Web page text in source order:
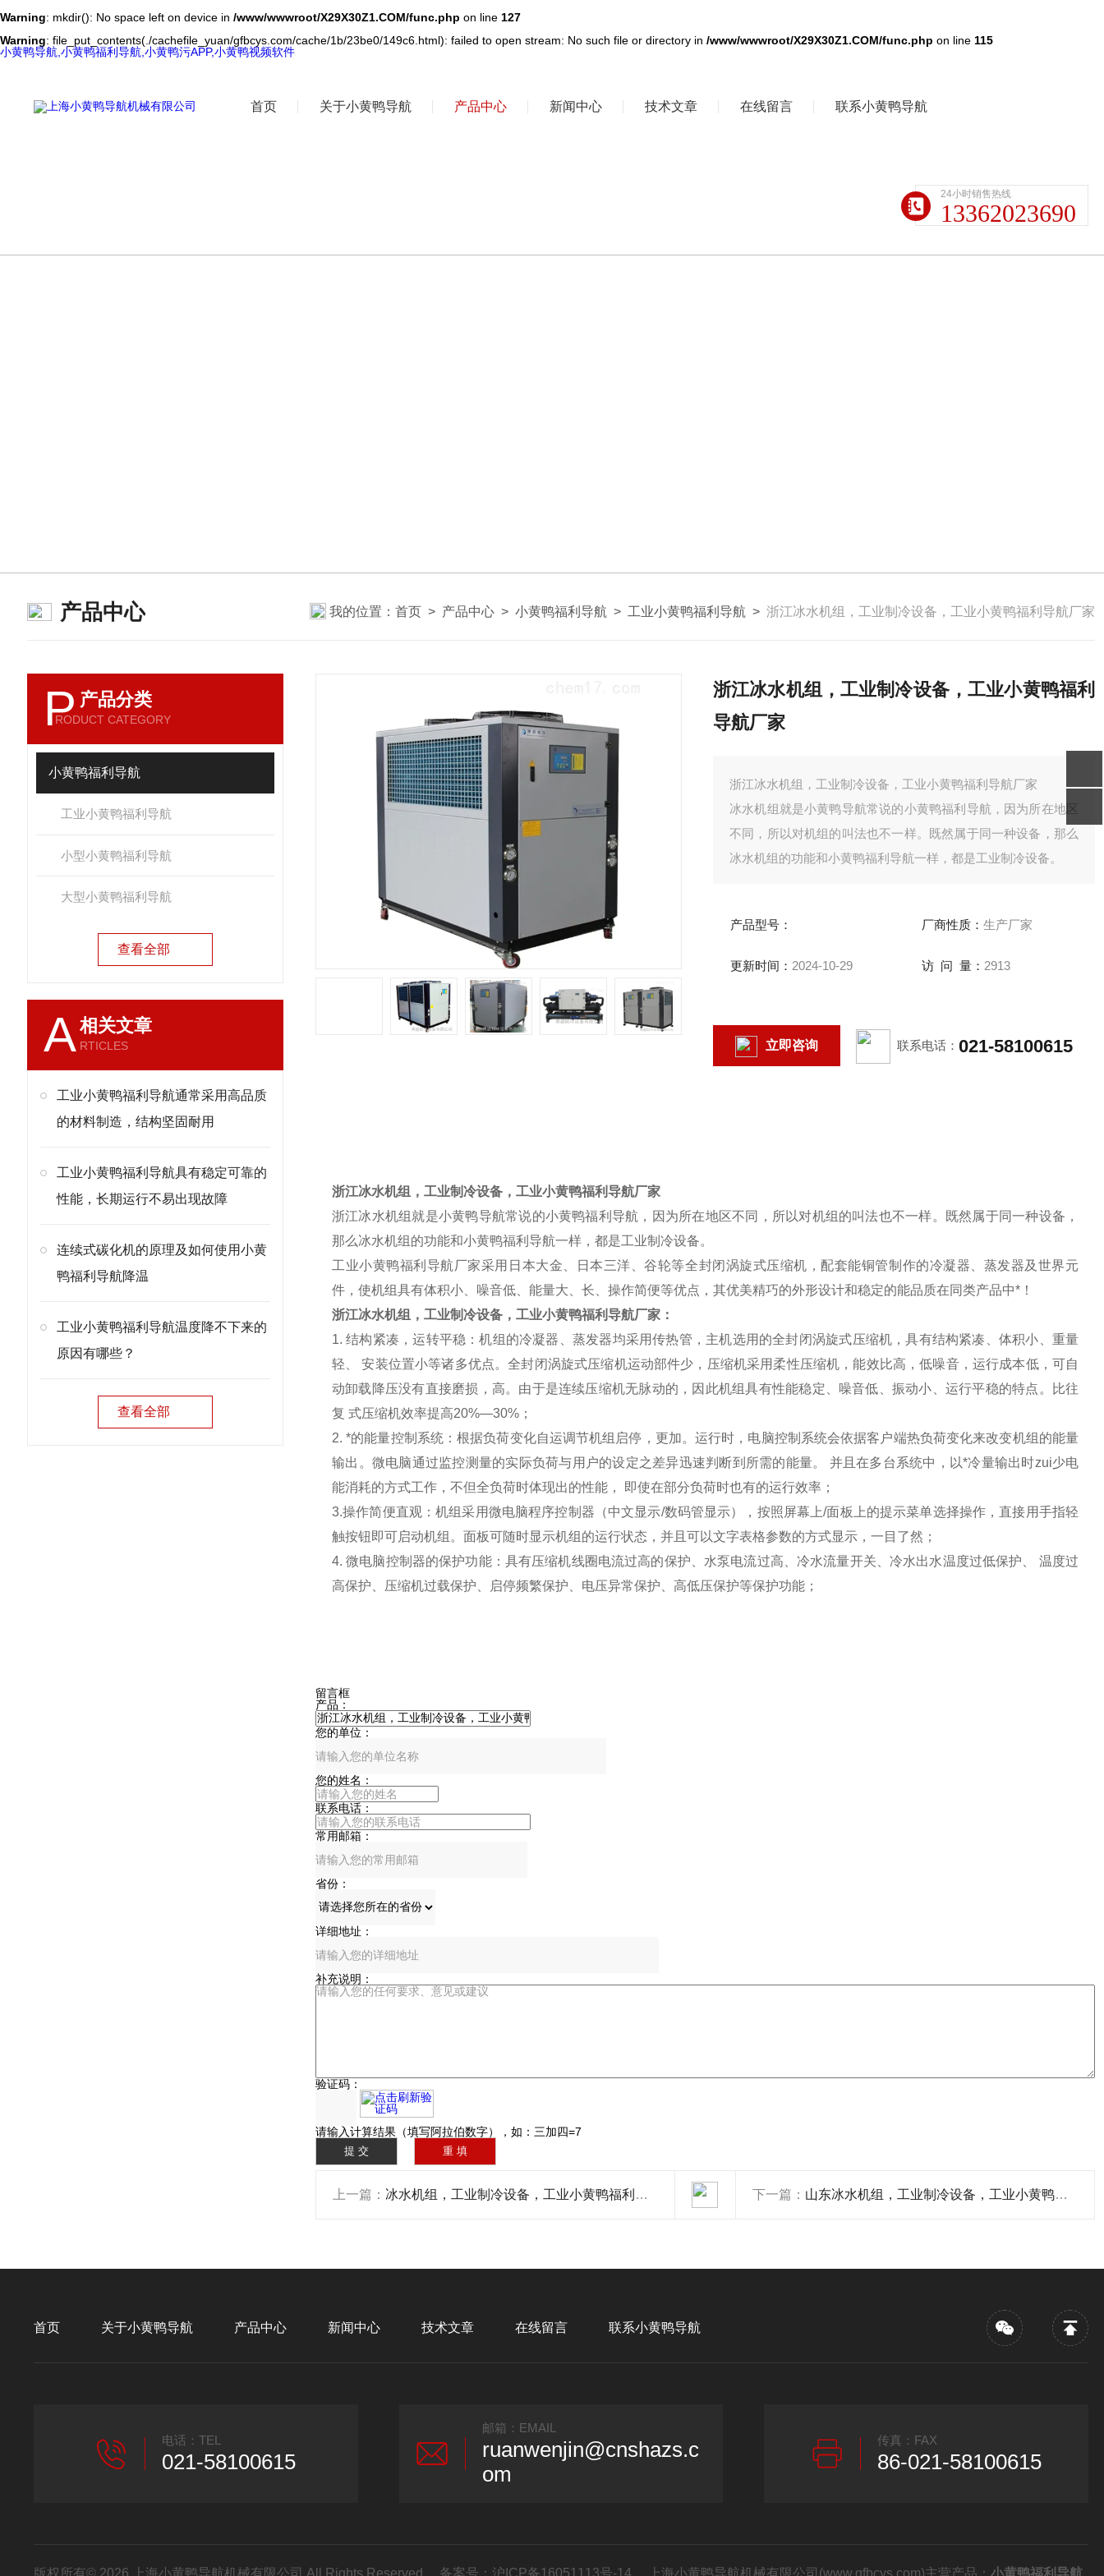
Warning: mkdir(): No space left on device in /www/wwwroot/X29X30Z1.COM/func.php on line 127
Warning: file_put_contents(./cachefile_yuan/gfbcys.com/cache/1b/23be0/149c6.html): failed to open stream: No such file or directory in /www/wwwroot/X29X30Z1.COM/func.php on line 115
小黄鸭导航,小黄鸭福利导航,小黄鸭污APP,小黄鸭视频软件
首页 关于小黄鸭导航 产品中心 新闻中心 技术文章 在线留言 联系小黄鸭导航
24小时销售热线
13362023690
产品中心 我的位置： 首页 > 产品中心 > 小黄鸭福利导航 > 工业小黄鸭福利导航 > 浙江冰水机组，工业制冷设备，工业小黄鸭福利导航厂家
P 产品分类
RODUCT CATEGORY
小黄鸭福利导航
工业小黄鸭福利导航
小型小黄鸭福利导航
大型小黄鸭福利导航
查看全部
A相关文章
RTICLES
工业小黄鸭福利导航通常采用高品质
的材料制造，结构坚固耐用
工业小黄鸭福利导航具有稳定可靠的
性能，长期运行不易出现故障
连续式碳化机的原理及如何使用小黄
鸭福利导航降温
工业小黄鸭福利导航温度降不下来的
原因有哪些？
查看全部
浙江冰水机组，工业制冷设备，工业小黄鸭福利
导航厂家
浙江冰水机组，工业制冷设备，工业小黄鸭福利导航厂家
冰水机组就是小黄鸭导航常说的小黄鸭福利导航，因为所在地区
不同，所以对机组的叫法也不一样。既然属于同一种设备，那么
冰水机组的功能和小黄鸭福利导航一样，都是工业制冷设备。
产品型号： 厂商性质： 生产厂家
更新时间： 2024-10-29 访 问 量： 2913
立即咨询 联系电话： 021-58100615
浙江冰水机组，工业制冷设备，工业小黄鸭福利导航厂家
浙江冰水机组就是小黄鸭导航常说的小黄鸭福利导航，因为所在地区不同，所以对机组的叫法也不一样。既然属于同一种设备，
那么冰水机组的功能和小黄鸭福利导航一样，都是工业制冷设备。
工业小黄鸭福利导航厂家采用日本大金、日本三洋、谷轮等全封闭涡旋式压缩机，配套能铜管制作的冷凝器、蒸发器及世界元
件，使机组具有体积小、噪音低、能量大、长、操作简便等优点，其优美精巧的外形设计和稳定的能品质在同类产品中*！
浙江冰水机组，工业制冷设备，工业小黄鸭福利导航厂家：
1. 结构紧凑，运转平稳：机组的冷凝器、蒸发器均采用传热管，主机选用的全封闭涡旋式压缩机，具有结构紧凑、体积小、重量
轻、 安装位置小等诸多优点。全封闭涡旋式压缩机运动部件少，压缩机采用柔性压缩机，能效比高，低噪音，运行成本低，可自
动卸载降压没有直接磨损，高。由于是连续压缩机无脉动的，因此机组具有性能稳定、噪音低、振动小、运行平稳的特点。比往
复 式压缩机效率提高20%—30%；
2. *的能量控制系统：根据负荷变化自运调节机组启停，更加。运行时，电脑控制系统会依据客户端热负荷变化来改变机组的能量
输出。微电脑通过监控测量的实际负荷与用户的设定之差异迅速判断到所需的能量。 并且在多台系统中，以*冷量输出时zui少电
能消耗的方式工作，不但全负荷时体现出的性能， 即使在部分负荷时也有的运行效率；
3.操作简便直观：机组采用微电脑程序控制器（中文显示/数码管显示），按照屏幕上/面板上的提示菜单选择操作，直接用手指轻
触按钮即可启动机组。面板可随时显示机组的运行状态，并且可以文字表格参数的方式显示，一目了然；
4. 微电脑控制器的保护功能：具有压缩机线圈电流过高的保护、水泵电流过高、冷水流量开关、冷水出水温度过低保护、 温度过
高保护、压缩机过载保护、启停频繁保护、电压异常保护、高低压保护等保护功能；
留言框
产品：
您的单位：
您的姓名：
联系电话：
常用邮箱：
省份：
详细地址：
补充说明：
验证码：
请输入计算结果（填写阿拉伯数字），如：三加四=7
上一篇： 冰水机组，工业制冷设备，工业小黄鸭福利导航厂家 下一篇： 山东冰水机组，工业制冷设备，工业小黄鸭福利导航厂家
首页 关于小黄鸭导航 产品中心 新闻中心 技术文章 在线留言 联系小黄鸭导航
电话：TEL
021-58100615
邮箱：EMAIL
ruanwenjin@cnshazs.c
om
传真：FAX
86-021-58100615
版权所有© 2026 上海小黄鸭导航机械有限公司 All Rights Reserved 备案号： 沪ICP备16051113号-14上海小黄鸭导航机械有限公司(www.gfbcys.com)主营产品： 小黄鸭福利导航,